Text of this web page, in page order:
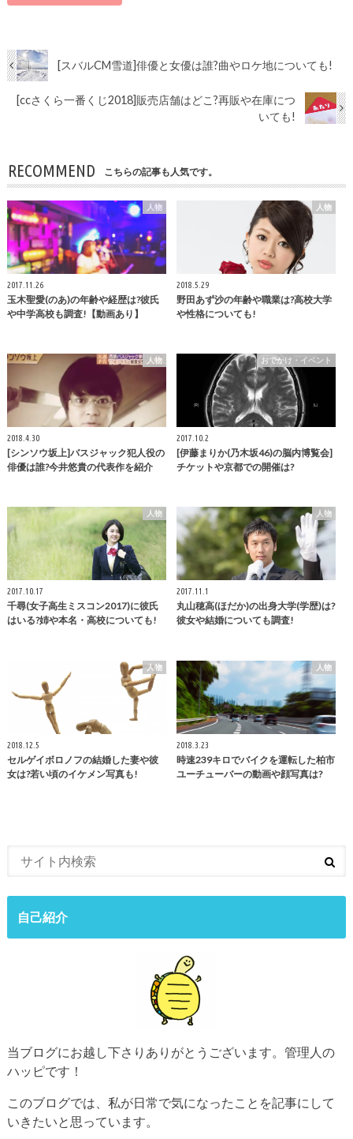
[スバルCM雪道]俳優と女優は誰?曲やロケ地についても!
[ccさくら一番くじ2018]販売店舗はどこ?再販や在庫につ
いても!
RECOMMEND こちらの記事も人気です。
人物
2017.11.26
玉木聖愛(のあ)の年齢や経歴は?彼氏
や中学高校も調査!【動画あり】
人物
2018.5.29
野田あず沙の年齢や職業は?高校大学
や性格についても!
人物
2018.4.30
[シンソウ坂上]バスジャック犯人役の
俳優は誰?今井悠貴の代表作を紹介
おでかけ・イベント
2017.10.2
[伊藤まりか(乃木坂46)の脳内博覧会]
チケットや京都での開催は?
人物
2017.10.17
千尋(女子高生ミスコン2017)に彼氏
はいる?姉や本名・高校についても!
人物
2017.11.1
丸山穂高(ほだか)の出身大学(学歴)は?
彼女や結婚についても調査!
人物
2018.12.5
セルゲイボロノフの結婚した妻や彼
女は?若い頃のイケメン写真も!
人物
2018.3.23
時速239キロでバイクを運転した柏市
ユーチューバーの動画や顔写真は?
自己紹介
当ブログにお越し下さりありがとうございます。管理人の
ハッピです！
このブログでは、私が日常で気になったことを記事にして
いきたいと思っています。